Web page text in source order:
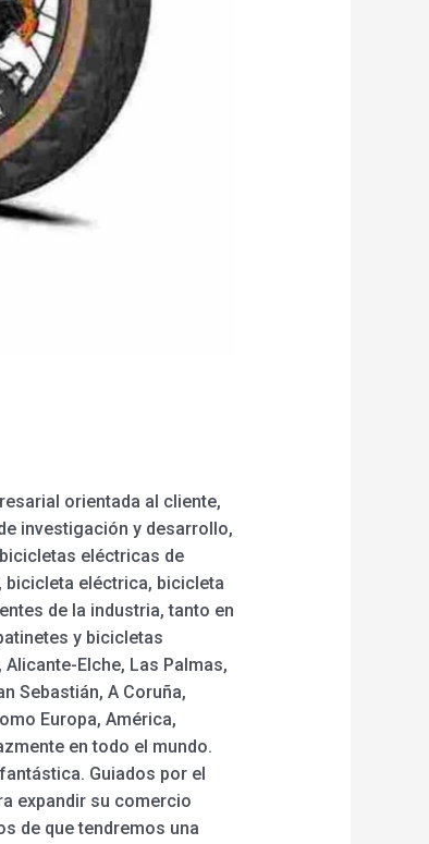
orientada al cliente,
investigación y desarrollo,
eléctricas de
eléctrica, bicicleta
de la industria, tanto en
y bicicletas
Elche, Las Palmas,
Sebastián, A Coruña,
Europa, América,
en todo el mundo.
Guiados por el
expandir su comercio
de que tendremos una